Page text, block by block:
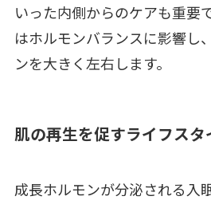
いった内側からのケアも重要
はホルモンバランスに影響し
ンを大きく左右します。
肌の再生を促すライフスタ
成長ホルモンが分泌される入